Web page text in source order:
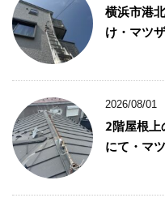
横浜市港
け・マツ
2026/08/01
2階屋根上
にて・マ